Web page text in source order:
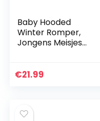
Baby Hooded
Winter Romper,
Jongens Meisjes
Warmer Bodysuits
€21.99